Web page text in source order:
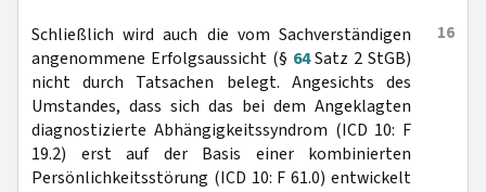
16
Schließlich wird auch die vom Sachverständigen
angenommene Erfolgsaussicht (§ 64Satz 2 StGB)
nicht durch Tatsachen belegt. Angesichts des
Umstandes, dass sich das bei dem Angeklagten
diagnostizierte Abhängigkeitssyndrom (ICD 10: F
19.2) erst auf der Basis einer kombinierten
Persönlichkeitsstörung (ICD 10: F 61.0) entwickelt